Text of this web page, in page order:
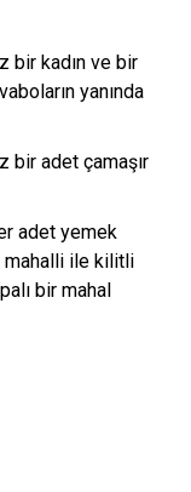
bir kadın ve bir
yanında
bir adet çamaşır
adet yemek
mahalli ile kilitli
bir mahal